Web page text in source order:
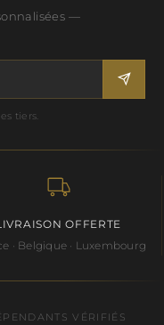
—
tiers.
OFFERTE
· Belgique · Luxembourg
VÉRIFIÉS